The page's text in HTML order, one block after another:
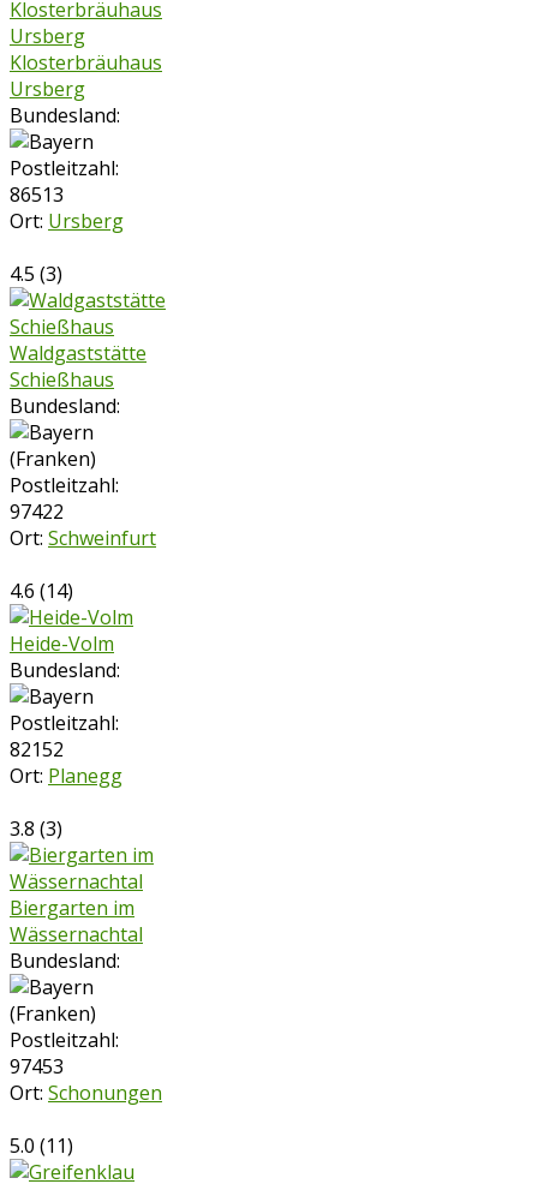
Klosterbräuhaus
Ursberg
Bundesland:
Postleitzahl:
86513
Ort: Ursberg
4.5 (3)
Waldgaststätte
Schießhaus
Bundesland:
Postleitzahl:
97422
Ort: Schweinfurt
4.6 (14)
Heide-Volm
Bundesland:
Postleitzahl:
82152
Ort: Planegg
3.8 (3)
Biergarten im
Wässernachtal
Bundesland:
Postleitzahl:
97453
Ort: Schonungen
5.0 (11)